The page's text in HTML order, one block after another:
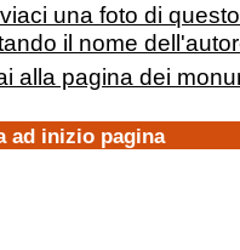
una foto di
il nome
alla pagina dei
ad inizio pagina